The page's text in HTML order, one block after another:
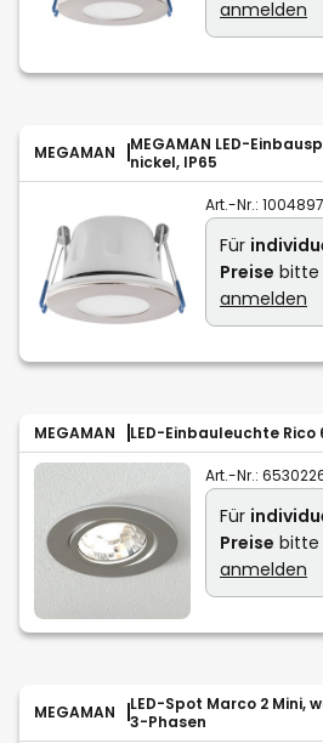
anmelden
MEGAMAN
MEGAMAN LED-
nickel, IP65
Art.-Nr.:
Für
Preise bitte
anmelden
MEGAMAN LED-Einbauleuchte
Art.-Nr.:
Für
Preise bitte
anmelden
MEGAMAN
LED-Spot Marco 2 Mini,
3-Phasen